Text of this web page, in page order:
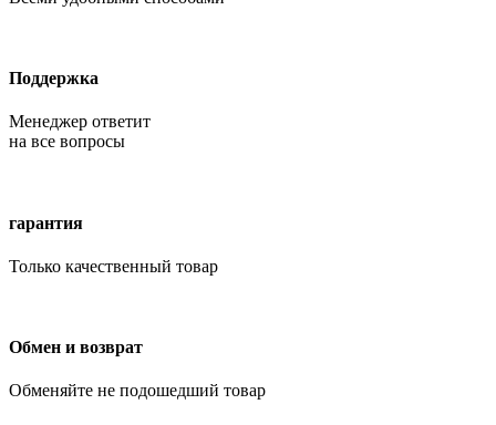
Поддержка
Менеджер ответит
на все вопросы
гарантия
Только качественный товар
Обмен и возврат
Обменяйте не подошедший товар